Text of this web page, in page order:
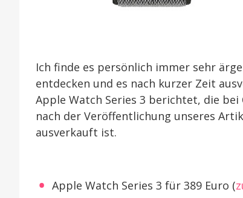
Ich finde es persönlich immer sehr
entdecken und es nach kurzer Zeit
Apple Watch Series 3 berichtet, die
nach der Veröffentlichung unseres
ausverkauft ist.
Apple Watch Series 3 für 389 Euro (